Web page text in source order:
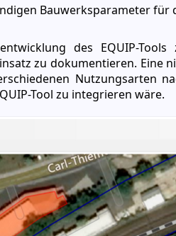
Bauwerksparameter
des EQUIP-
zu dokumentieren.
Nutzungsarten
Tool zu integrieren wäre.